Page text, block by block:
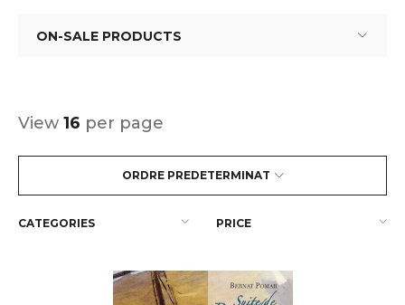
ON-SALE PRODUCTS
ORDRE PREDETERMINAT
View 16 per page
CATEGORIES PRICE